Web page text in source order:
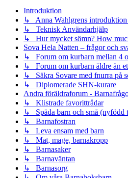
Introduktion
↳ Anna Wahlgrens
↳ Teknisk Användarhjälp
↳ Hur mycket sömn? How
Sova Hela Natten – frågor och
↳ Forum om kurbarn mellan 4
↳ Forum om kurbarn äldre än
↳ Säkra Sovare med fnurra på
↳ Diplomerade SHN-kurare
Andra föräldraforum -
↳ Klistrade favorittrådar
↳ Späda barn och små (nyfödd
↳ Barnafostran
↳ Leva ensam med barn
↳ Mat, mage, barnakropp
↳ Barnasaker
↳ Barnaväntan
↳ Barnasorg